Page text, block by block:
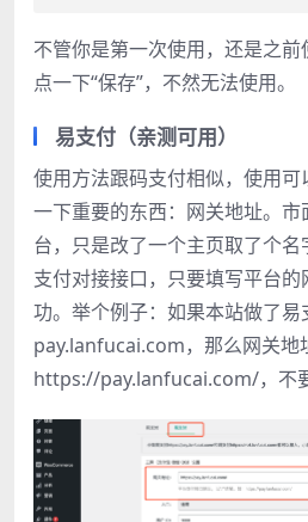
不管你是第一次使用，还是之
点一下“保存”，不然无法使用。
易支付（亲测可用）
使用方法跟码支付相似，使用
一下重要的东西：网关地址。
台，只是改了一个主页取了个
支付对接接口，只要填写平台
功。举个例子：如果本站做了易
pay.lanfucai.com，那么网关地
https://pay.lanfucai.com/，不要